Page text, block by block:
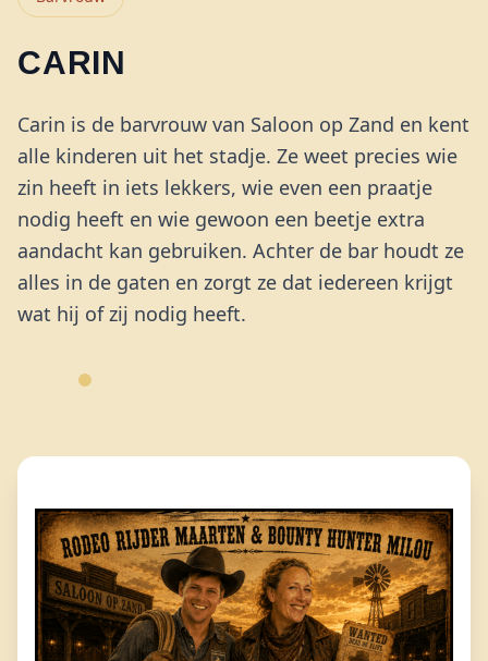
CARIN
Carin is de barvrouw van Saloon op Zand en kent
alle kinderen uit het stadje. Ze weet precies wie
zin heeft in iets lekkers, wie even een praatje
nodig heeft en wie gewoon een beetje extra
aandacht kan gebruiken. Achter de bar houdt ze
alles in de gaten en zorgt ze dat iedereen krijgt
wat hij of zij nodig heeft.